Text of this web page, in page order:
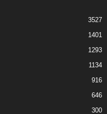
3527
1401
1293
1134
916
646
300